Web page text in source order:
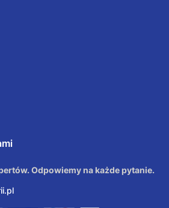
Odpowiemy na każde pytanie.